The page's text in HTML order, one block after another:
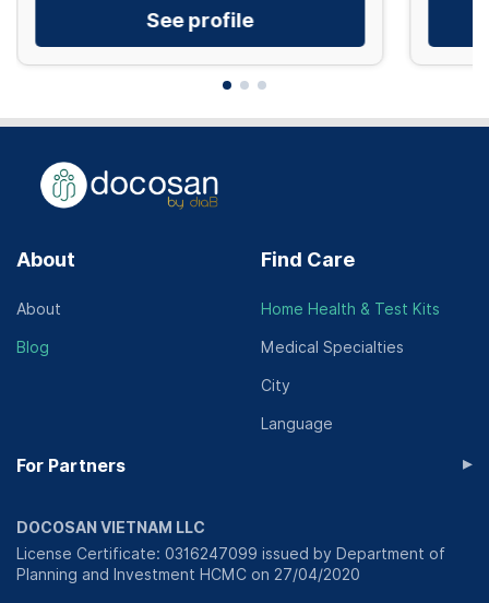
See profile
About
About
Blog
Find Care
Home Health & Test Kits
Medical Specialties
City
Language
For Partners ▸
DOCOSAN VIETNAM LLC
License Certificate: 0316247099 issued by Department of
Planning and Investment HCMC on 27/04/2020